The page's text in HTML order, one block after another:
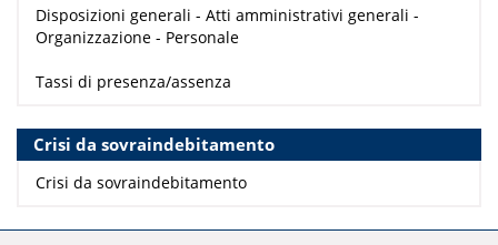
Disposizioni generali - Atti amministrativi generali -
Organizzazione - Personale
Tassi di presenza/assenza
Crisi da sovraindebitamento
Crisi da sovraindebitamento